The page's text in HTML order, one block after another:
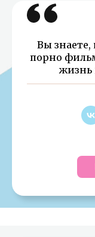
Вы знаете,
порно
жизнь